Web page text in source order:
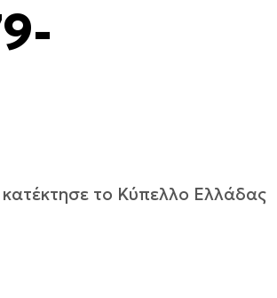
το Κύπελλο Ελλάδας